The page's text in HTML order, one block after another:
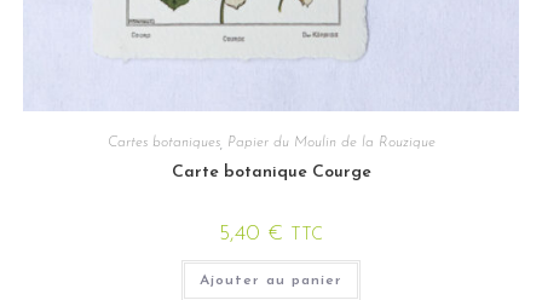
Cartes botaniques, Papier du Moulin de la Rouzique
Carte botanique Courge
5,40 € TTC
Ajouter au panier